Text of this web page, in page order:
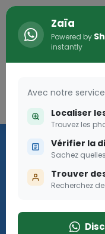
Rejoignez le
enceintes
Rejoignez le
Zaïa
Powered by
instantly
Avec notre
Localiser
Trouvez les
Vérifier la
Sachez
Trouver
Recherchez